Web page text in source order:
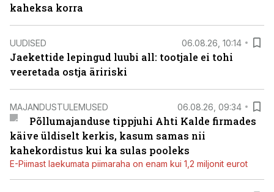
kaheksa korra
UUDISED 06.08.26, 10:14
Jaekettide lepingud luubi all: tootjale ei tohi
veeretada ostja äririski
MAJANDUSTULEMUSED 06.08.26, 09:34
Põllumajanduse tippjuhi Ahti Kalde firmades
käive üldiselt kerkis, kasum samas nii
kahekordistus kui ka sulas pooleks
E-Piimast laekumata piimaraha on enam kui 1,2 miljonit eurot